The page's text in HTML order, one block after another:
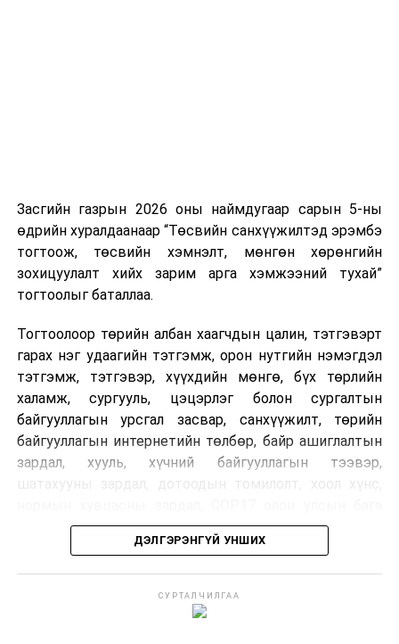
Шинэ хууль Францын зах зээлд үйлчилдэг гадаадын
дуудлагын төвүүдэд нөлөөлөхөөр байна. Тухайлбал,
Мароккогийн дуудлагын төвүүдийн орлогын 80 гаруй
хувь Францын зах зээлээс бүрддэг бөгөөд тус улсын
40–50 мянган ажлын байр эрсдэлд орж болзошгүйг
Засгийн газрын 2026 оны наймдугаар сарын 5-ны
өдрийн хуралдаанаар “Төсвийн санхүүжилтэд эрэмбэ
тогтоож, төсвийн хэмнэлт, мөнгөн хөрөнгийн
зохицуулалт хийх зарим арга хэмжээний тухай”
тогтоолыг баталлаа.
Тогтоолоор төрийн албан хаагчдын цалин, тэтгэвэрт
гарах нэг удаагийн тэтгэмж, орон нутгийн нэмэгдэл
тэтгэмж, тэтгэвэр, хүүхдийн мөнгө, бүх төрлийн
халамж, сургууль, цэцэрлэг болон сургалтын
байгууллагын урсгал засвар, санхүүжилт, төрийн
байгууллагын интернетийн төлбөр, байр ашиглалтын
зардал, хууль, хүчний байгууллагын тээвэр,
хурлын зардал, Засгийн газрын өр, орон нутгийн нөөц
хөрөнгийн санхүүжилтийг хэвийн үргэлжлүүлэхээр
шийдвэрлэжээ.
Харин дараах зардлыг хязгаарлахаар болсон байна.
ДЭЛГЭРЭНГҮЙ УНШИХ
СУРТАЛЧИЛГАА